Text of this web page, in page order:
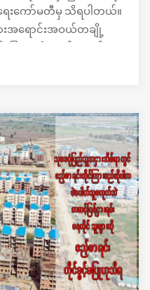
းကော်မတီမှ သိရပါတယ်။
းအရောင်းအဝယ်တချို့